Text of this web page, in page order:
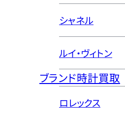
シャネル
ルイ・ヴィトン
ブランド時計買取
ロレックス